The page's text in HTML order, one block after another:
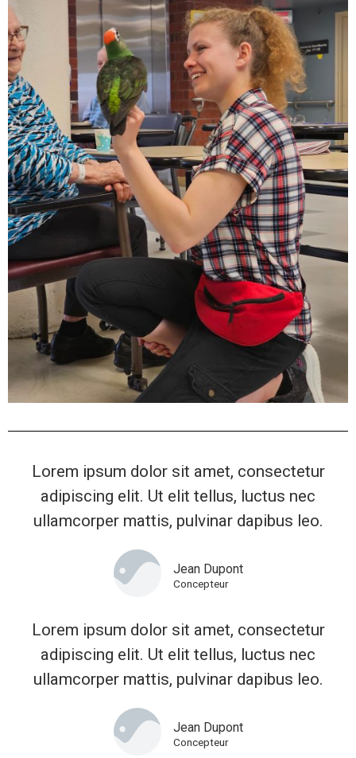
Lorem ipsum dolor sit amet, consectetur
adipiscing elit. Ut elit tellus, luctus nec
ullamcorper mattis, pulvinar dapibus leo.
Jean Dupont
Concepteur
Lorem ipsum dolor sit amet, consectetur
adipiscing elit. Ut elit tellus, luctus nec
ullamcorper mattis, pulvinar dapibus leo.
Jean Dupont
Concepteur